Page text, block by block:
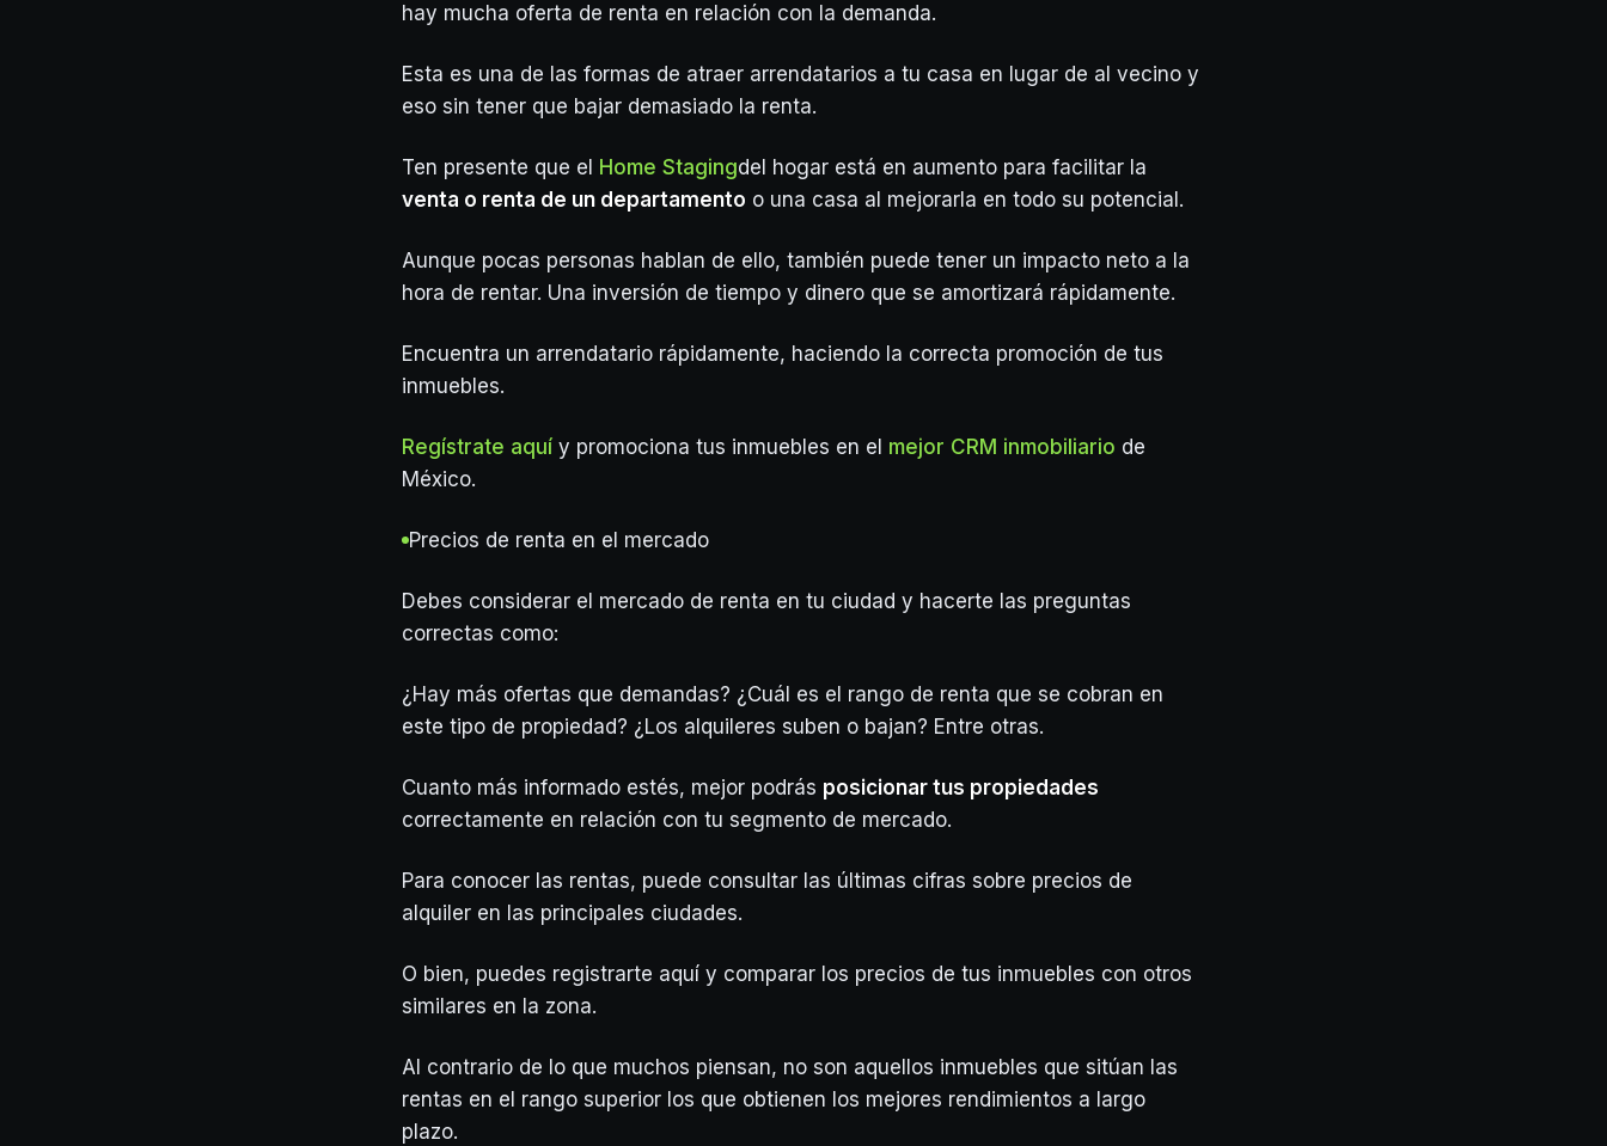
hay mucha oferta de renta en relación con la demanda.
Esta es una de las formas de atraer arrendatarios a tu casa en lugar de al vecino y
eso sin tener que bajar demasiado la renta.
Ten presente que el Home Stagingdel hogar está en aumento para facilitar la
venta o renta de un departamento o una casa al mejorarla en todo su potencial.
Aunque pocas personas hablan de ello, también puede tener un impacto neto a la
hora de rentar. Una inversión de tiempo y dinero que se amortizará rápidamente.
Encuentra un arrendatario rápidamente, haciendo la correcta promoción de tus
inmuebles.
Regístrate aquí y promociona tus inmuebles en el mejor CRM inmobiliario de
México.
Precios de renta en el mercado
Debes considerar el mercado de renta en tu ciudad y hacerte las preguntas
correctas como:
¿Hay más ofertas que demandas? ¿Cuál es el rango de renta que se cobran en
este tipo de propiedad? ¿Los alquileres suben o bajan? Entre otras.
Cuanto más informado estés, mejor podrás posicionar tus propiedades
correctamente en relación con tu segmento de mercado.
Para conocer las rentas, puede consultar las últimas cifras sobre precios de
alquiler en las principales ciudades.
O bien, puedes registrarte aquí y comparar los precios de tus inmuebles con otros
similares en la zona.
Al contrario de lo que muchos piensan, no son aquellos inmuebles que sitúan las
rentas en el rango superior los que obtienen los mejores rendimientos a largo
plazo.